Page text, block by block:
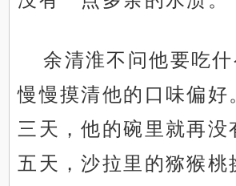
余清淮不问他要吃
慢慢摸清他的口味偏好
三天，他的碗里就再没
五天，沙拉里的猕猴桃